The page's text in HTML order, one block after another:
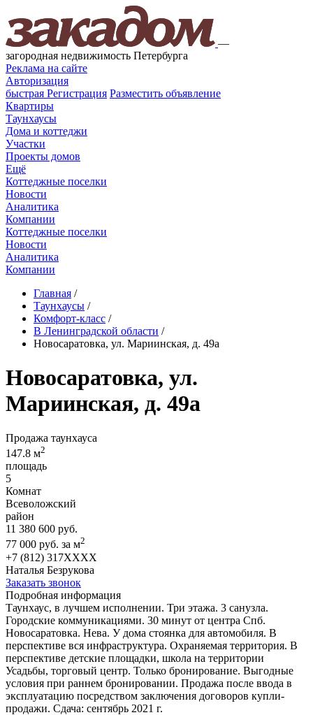
—
загородная недвижимость Петербурга
Реклама на сайте
Авторизация
быстрая Регистрация Разместить объявление
Квартиры
Таунхаусы
Дома и коттеджи
Участки
Проекты домов
Ещё
Коттеджные поселки
Новости
Аналитика
Компании
Коттеджные поселки
Новости
Аналитика
Компании
Главная /
Таунхаусы /
Комфорт-класс /
В Ленинградской области /
Новосаратовка, ул. Мариинская, д. 49а
Новосаратовка, ул.
Мариинская, д. 49а
Продажа таунхауса
147.8 м2
площадь
5
Комнат
Всеволожский
район
11 380 600 руб.
77 000 руб. за м2
+7 (812) 317XXXX
Наталья Безрукова
Заказать звонок
Подробная информация
Таунхаус, в лучшем исполнении. Три этажа. 3 санузла.
Городские коммуникациями. 30 минут от центра Спб.
Новосаратовка. Нева. У дома стоянка для автомобиля. В
перспективе вся инфраструктура. Охраняемая территория. В
перспективе детские площадки, школа на территории
Усадьбы, торговый центр. Только бронирование. Выгодные
условия при раннем бронировании. Продажа после ввода в
эксплуатацию посредством заключения договоров купли-
продажи. Сдача: сентябрь 2021 г.